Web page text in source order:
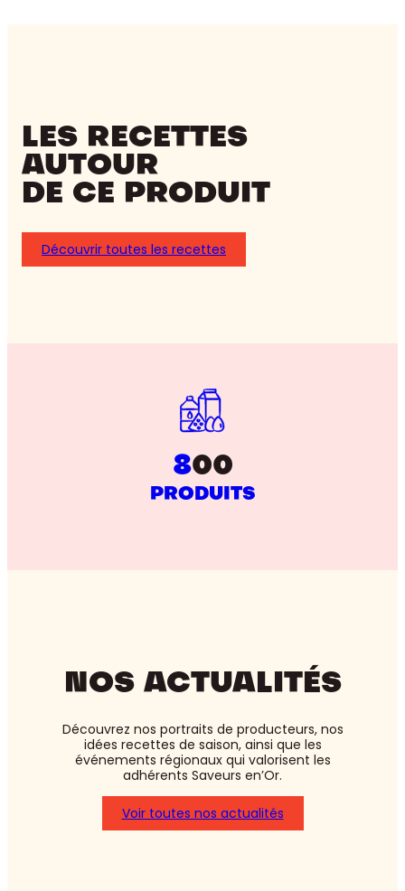
LES RECETTES
AUTOUR
DE CE PRODUIT
Découvrir toutes les recettes
800
PRODUITS
NOS ACTUALITÉS
Découvrez nos portraits de producteurs, nos
idées recettes de saison, ainsi que les
événements régionaux qui valorisent les
adhérents Saveurs en’Or.
Voir toutes nos actualités